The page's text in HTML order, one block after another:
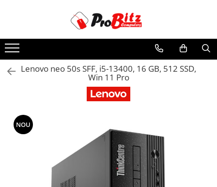
Laptopuri si accesorii
Laptopuri
Laptopuri Second-hand
Componente NOI Laptop
Hard Disk-uri laptop
Componente REFURBISHED Laptop
Lenovo neo 50s SFF, i5-13400, 16 GB, 512 SSD,
Win 11 Pro
NOU